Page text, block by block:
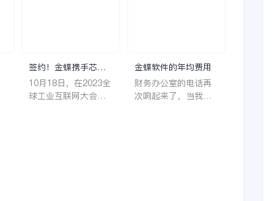
签约！金蝶携手芯源
微，助力半导体装备
制造领先企业迈向世
10月18日，在2023全
球工业互联网大会期
金蝶软件的年均费用
财务办公室的电话再
次响起来了，当我拿